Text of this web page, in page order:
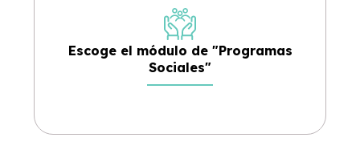
Escoge el módulo de "Programas
Sociales"